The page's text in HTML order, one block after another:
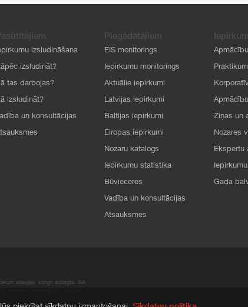
izsludināšana
izsludināt?
tas darbojas?
izsludināt?
un konsultācijas
Piegādātājiem
EIS monitorings
Iepirkumu monitorings
Aktuālie iepirkumi
Latvijas iepirkumi
Baltijas iepirkumi
Eiropas iepirkumi
Nozaru katalogs
Iepirkumu statistika
Būvieceres
Vadība un konsultācijas
Atsauksmes
Ziņas un
Nozares
Ekspertu
Gada
atļaujas, stingri aizliegta. SIA